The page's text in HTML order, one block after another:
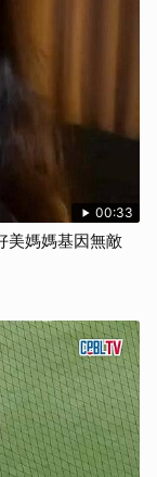
00:33
美媽媽基因無敵